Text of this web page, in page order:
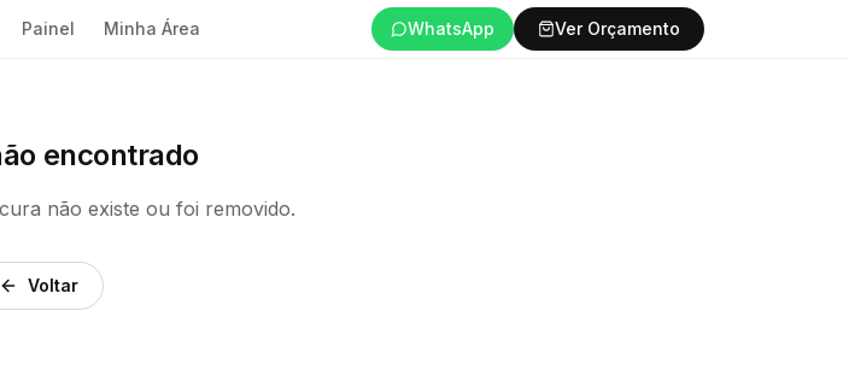
Painel Minha Área WhatsApp Ver Orçamento
encontrado
não existe ou foi removido.
Voltar